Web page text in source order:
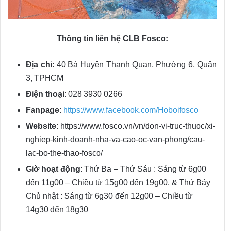
Thông tin liên hệ CLB Fosco:
Địa chỉ: 40 Bà Huyện Thanh Quan, Phường 6, Quận
3, TPHCM
Điện thoại: 028 3930 0266
Fanpage: https://www.facebook.com/Hoboifosco
Website: https://www.fosco.vn/vn/don-vi-truc-thuoc/xi-
nghiep-kinh-doanh-nha-va-cao-oc-van-phong/cau-
lac-bo-the-thao-fosco/
Giờ hoạt động: Thứ Ba – Thứ Sáu : Sáng từ 6g00
đến 11g00 – Chiều từ 15g00 đến 19g00. & Thứ Bảy
Chủ nhật : Sáng từ 6g30 đến 12g00 – Chiều từ
14g30 đến 18g30